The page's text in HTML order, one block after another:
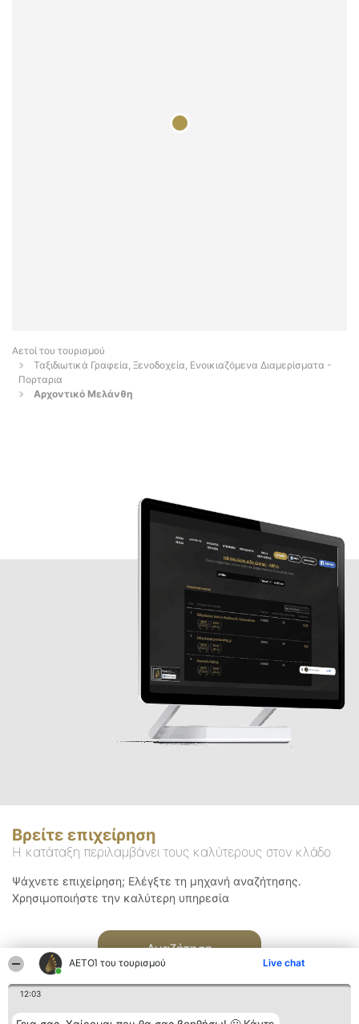
ΑΕΤΟΊ του τουρισμού Live chat
12:03
Αετοί του τουρισμού
Ταξιδιωτικά Γραφεία, Ξενοδοχεία, Ενοικιαζόμενα Διαμερίσματα -
Πορταρια
Αρχοντικό Μελάνθη
Βρείτε επιχείρηση
Η κατάταξη περιλαμβάνει τους καλύτερους στον κλάδο
Ψάχνετε επιχείρηση; Ελέγξτε τη μηχανή αναζήτησης.
Χρησιμοποιήστε την καλύτερη υπηρεσία
Αναζήτηση